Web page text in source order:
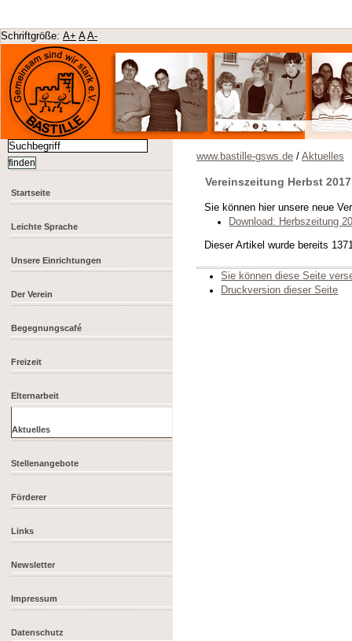
Schriftgröße: A+ A A-
Startseite
Leichte Sprache
Unsere Einrichtungen
Der Verein
Begegnungscafé
Freizeit
Elternarbeit
Aktuelles
Stellenangebote
Förderer
Links
Newsletter
Impressum
Datenschutz
www.bastille-gsws.de / Aktuelles
Vereinszeitung Herbst 2017
Sie können hier unsere neue
Download: Herbszeitung
Dieser Artikel wurde bereits
Sie können diese Seite
Druckversion dieser Seite